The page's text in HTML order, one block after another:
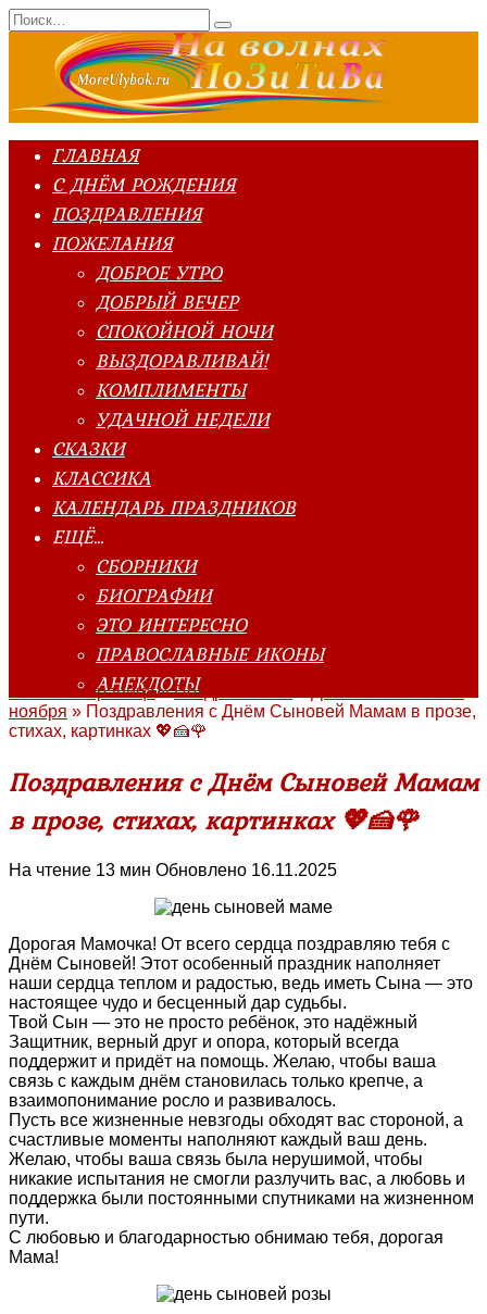
Перейти
к
содержанию
Search
for:
ГЛАВНАЯ
С ДНЁМ РОЖДЕНИЯ
ПОЗДРАВЛЕНИЯ
ПОЖЕЛАНИЯ
ДОБРОЕ УТРО
ДОБРЫЙ ВЕЧЕР
СПОКОЙНОЙ НОЧИ
ВЫЗДОРАВЛИВАЙ!
КОМПЛИМЕНТЫ
УДАЧНОЙ НЕДЕЛИ
СКАЗКИ
КЛАССИКА
КАЛЕНДАРЬ ПРАЗДНИКОВ
ЕЩЁ…
СБОРНИКИ
БИОГРАФИИ
ЭТО ИНТЕРЕСНО
ПРАВОСЛАВНЫЕ ИКОНЫ
АНЕКДОТЫ
Главная страница»Поздравления
ноября » Поздравления с Днём Сыновей Мамам в прозе,
стихах, картинках 💖🍰🌹
Поздравления с Днём Сыновей Мамам
в прозе, стихах, картинках 💖🍰🌹
На чтение 13 мин Обновлено 16.11.2025
Дорогая Мамочка! От всего сердца поздравляю тебя с
Днём Сыновей! Этот особенный праздник наполняет
наши сердца теплом и радостью, ведь иметь Сына — это
настоящее чудо и бесценный дар судьбы.
Твой Сын — это не просто ребёнок, это надёжный
Защитник, верный друг и опора, который всегда
поддержит и придёт на помощь. Желаю, чтобы ваша
связь с каждым днём становилась только крепче, а
взаимопонимание росло и развивалось.
Пусть все жизненные невзгоды обходят вас стороной, а
счастливые моменты наполняют каждый ваш день.
Желаю, чтобы ваша связь была нерушимой, чтобы
никакие испытания не смогли разлучить вас, а любовь и
поддержка были постоянными спутниками на жизненном
пути.
С любовью и благодарностью обнимаю тебя, дорогая
Мама!